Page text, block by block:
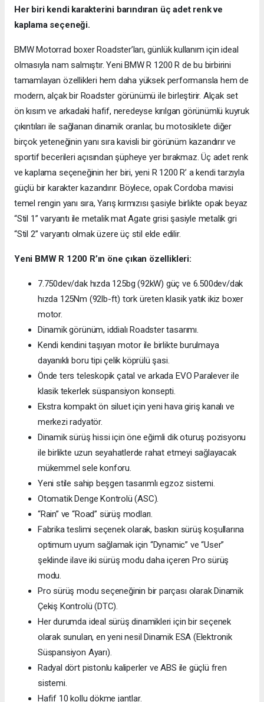
Her biri kendi karakterini barındıran üç adet renk ve
kaplama seçeneği.
BMW Motorrad boxer Roadster’ları, günlük kullanım için ideal
olmasıyla nam salmıştır. Yeni BMW R 1200 R de bu birbirini
tamamlayan özellikleri hem daha yüksek performansla hem de
modern, alçak bir Roadster görünümü ile birleştirir. Alçak set
ön kısım ve arkadaki hafif, neredeyse kırılgan görünümlü kuyruk
çıkıntıları ile sağlanan dinamik oranlar, bu motosiklete diğer
birçok yeteneğinin yanı sıra kavisli bir görünüm kazandırır ve
sportif becerileri açısından şüpheye yer bırakmaz. Üç adet renk
ve kaplama seçeneğinin her biri, yeni R 1200 R’ a kendi tarzıyla
güçlü bir karakter kazandırır. Böylece, opak Cordoba mavisi
temel rengin yanı sıra, Yarış kırmızısı şasiyle birlikte opak beyaz
“Stil 1” varyantı ile metalik mat Agate grisi şasiyle metalik gri
“Stil 2” varyantı olmak üzere üç stil elde edilir.
Yeni BMW R 1200 R’ın öne çıkan özellikleri:
7.750dev/dak hızda 125bg (92kW) güç ve 6.500dev/dak
hızda 125Nm (92lb-ft) tork üreten klasik yatık ikiz boxer
motor.
Dinamik görünüm, iddialı Roadster tasarımı.
Kendi kendini taşıyan motor ile birlikte burulmaya
dayanıklı boru tipi çelik köprülü şasi.
Önde ters teleskopik çatal ve arkada EVO Paralever ile
klasik tekerlek süspansiyon konsepti.
Ekstra kompakt ön siluet için yeni hava giriş kanalı ve
merkezi radyatör.
Dinamik sürüş hissi için öne eğimli dik oturuş pozisyonu
ile birlikte uzun seyahatlerde rahat etmeyi sağlayacak
mükemmel sele konforu.
Yeni stile sahip beşgen tasarımlı egzoz sistemi.
Otomatik Denge Kontrolü (ASC).
“Rain” ve “Road” sürüş modları.
Fabrika teslimi seçenek olarak, baskın sürüş koşullarına
optimum uyum sağlamak için “Dynamic” ve “User”
şeklinde ilave iki sürüş modu daha içeren Pro sürüş
modu.
Pro sürüş modu seçeneğinin bir parçası olarak Dinamik
Çekiş Kontrolü (DTC).
Her durumda ideal sürüş dinamikleri için bir seçenek
olarak sunulan, en yeni nesil Dinamik ESA (Elektronik
Süspansiyon Ayarı).
Radyal dört pistonlu kaliperler ve ABS ile güçlü fren
sistemi.
Hafif 10 kollu dökme jantlar.